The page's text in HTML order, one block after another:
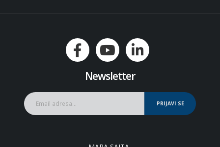
Newsletter
PRIJAVI SE